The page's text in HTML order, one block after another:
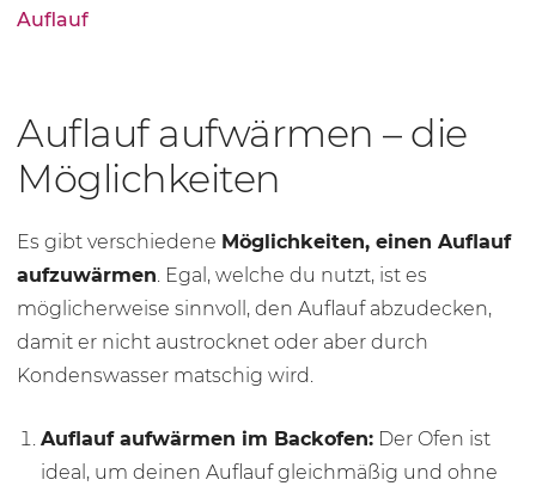
Auflauf
Auflauf aufwärmen – die
Möglichkeiten
Es gibt verschiedene Möglichkeiten, einen Auflauf
aufzuwärmen. Egal, welche du nutzt, ist es
möglicherweise sinnvoll, den Auflauf abzudecken,
damit er nicht austrocknet oder aber durch
Kondenswasser matschig wird.
Auflauf aufwärmen im Backofen: Der Ofen ist
ideal, um deinen Auflauf gleichmäßig und ohne